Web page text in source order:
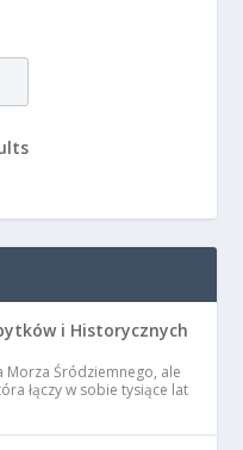
i Historycznych
Morza Śródziemnego, ale
łączy w sobie tysiące lat